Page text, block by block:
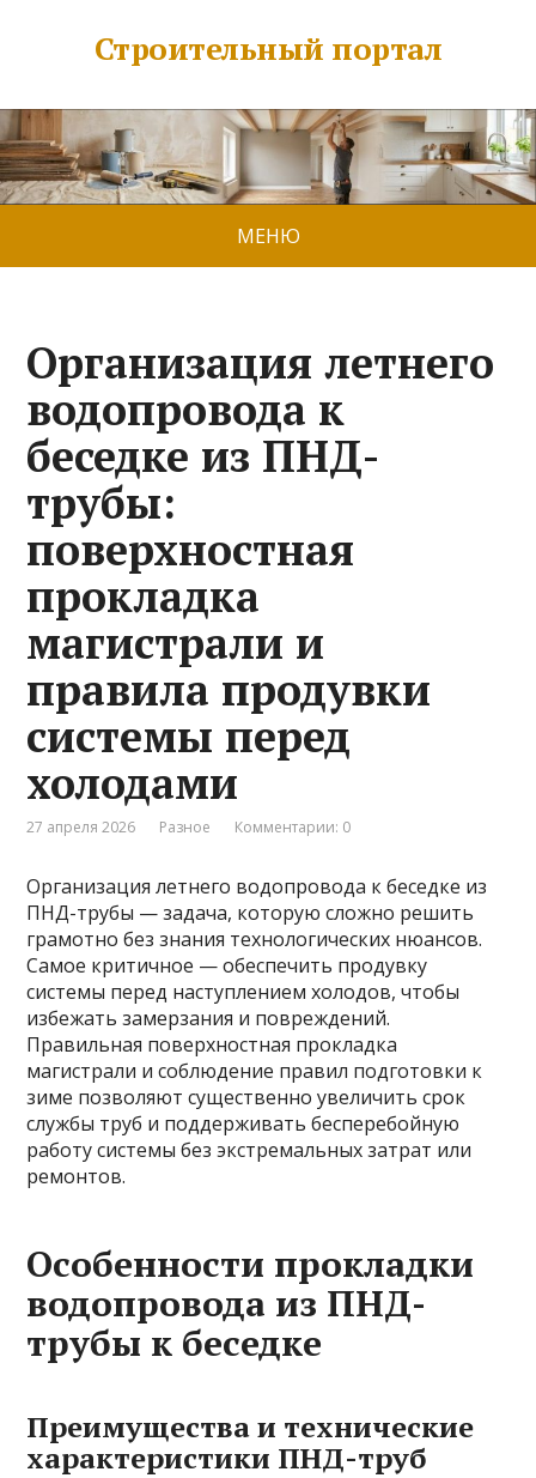
Строительный портал
МЕНЮ
Организация летнего
водопровода к
беседке из ПНД-
трубы:
поверхностная
прокладка
магистрали и
правила продувки
системы перед
холодами
27 апреля 2026 Разное Комментарии: 0
Организация летнего водопровода к беседке из
ПНД-трубы — задача, которую сложно решить
грамотно без знания технологических нюансов.
Самое критичное — обеспечить продувку
системы перед наступлением холодов, чтобы
избежать замерзания и повреждений.
Правильная поверхностная прокладка
магистрали и соблюдение правил подготовки к
зиме позволяют существенно увеличить срок
службы труб и поддерживать бесперебойную
работу системы без экстремальных затрат или
ремонтов.
Особенности прокладки
водопровода из ПНД-
трубы к беседке
Преимущества и технические
характеристики ПНД-труб